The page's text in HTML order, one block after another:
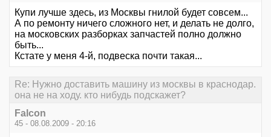
Купи лучше здесь, из Москвы гнилой будет совсем...
А по ремонту ничего сложного нет, и делать не долго,
на московских разборках запчастей полно должно
быть...
Кстате у меня 4-й, подвеска почти такая...
Re: Нужно доставить машину из москвы в краснодар.
она не на ходу. кто нибудь подскажет?
Falcon
45 - 08.08.2009 - 20:16